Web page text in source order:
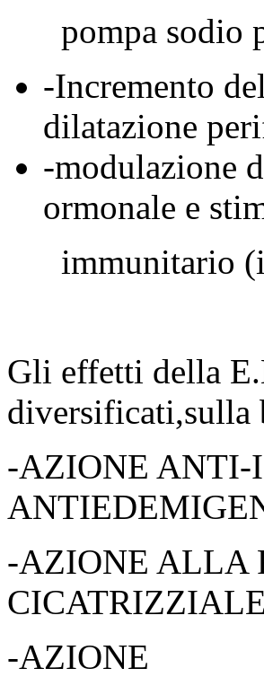
pompa sodio
-Incremento
dilatazione
-modulazione
ormonale e
immunitario
Gli effetti della
diversificati,sulla
-AZIONE
-AZIONE ALLA
CICATRIZZIALE
-AZIONE